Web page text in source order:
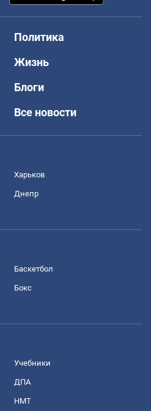
Политика
Жизнь
Блоги
Все новости
Харьков
Днепр
Баскетбол
Бокс
Учебники
ДПА
НМТ